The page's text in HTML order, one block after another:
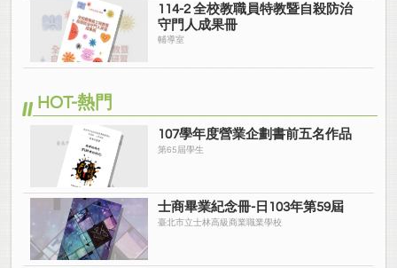
114-2 全校教職員特教暨自殺防治
守門人成果冊
輔導室
HOT-熱門
107學年度營業企劃書前五名作品
第65屆學生
士商畢業紀念冊-日103年第59屆
臺北市立士林高級商業職業學校